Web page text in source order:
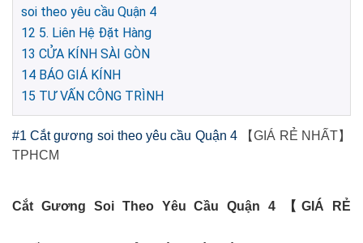
soi theo yêu cầu Quận 4
12 5. Liên Hệ Đặt Hàng
13 CỬA KÍNH SÀI GÒN
14 BÁO GIÁ KÍNH
15 TƯ VẤN CÔNG TRÌNH
#1 Cắt gương soi theo yêu cầu Quận 4
【GIÁ RẺ NHẤT】
TPHCM
Cắt Gương Soi Theo Yêu Cầu Quận 4 【GIÁ RẺ